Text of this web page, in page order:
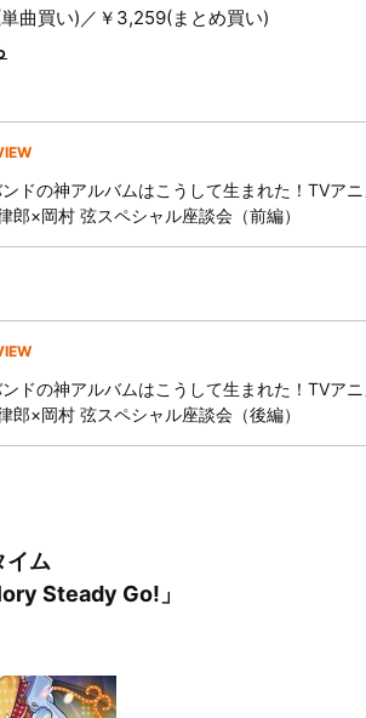
曲買い)／￥3,259(まとめ買い)
ドの神アルバムはこうして生まれた！TVア
郎×岡村 弦スペシャル座談会（前編）
ドの神アルバムはこうして生まれた！TVア
郎×岡村 弦スペシャル座談会（後編）
イム
Steady Go!」